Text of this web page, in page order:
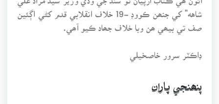
شاهه" کي جنھن ڪووڊ -19 خلاف انقلابي قدم کڻي اڳئين
صف تي بيھي ھن وبا خلاف جھاد ڪيو آھي.
ڊاڪٽر سرور خاصخيلي
پنھنجي پاران